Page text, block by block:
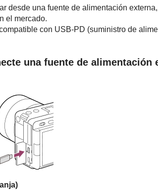
desde una fuente de alimentación
el mercado.
con USB-PD (suministro de
una fuente de alimentación